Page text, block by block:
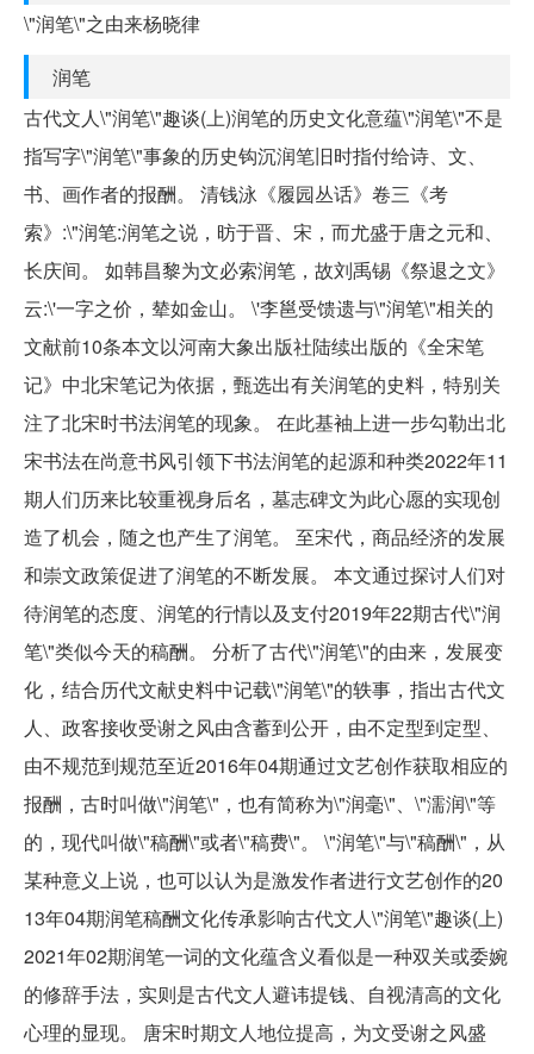
\"润笔\"之由来杨晓律
润笔
古代文人\"润笔\"趣谈(上)润笔的历史文化意蕴\"润笔\"不是
指写字\"润笔\"事象的历史钩沉润笔旧时指付给诗、文、
书、画作者的报酬。 清钱泳《履园丛话》卷三《考
索》:\"润笔:润笔之说，昉于晋、宋，而尤盛于唐之元和、
长庆间。 如韩昌黎为文必索润笔，故刘禹锡《祭退之文》
云:\'一字之价，辇如金山。 \'李邕受馈遗与\"润笔\"相关的
文献前10条本文以河南大象出版社陆续出版的《全宋笔
记》中北宋笔记为依据，甄选出有关润笔的史料，特别关
注了北宋时书法润笔的现象。 在此基袖上进一步勾勒出北
宋书法在尚意书风引领下书法润笔的起源和种类2022年11
期人们历来比较重视身后名，墓志碑文为此心愿的实现创
造了机会，随之也产生了润笔。 至宋代，商品经济的发展
和崇文政策促进了润笔的不断发展。 本文通过探讨人们对
待润笔的态度、润笔的行情以及支付2019年22期古代\"润
笔\"类似今天的稿酬。 分析了古代\"润笔\"的由来，发展变
化，结合历代文献史料中记载\"润笔\"的轶事，指出古代文
人、政客接收受谢之风由含蓄到公开，由不定型到定型、
由不规范到规范至近2016年04期通过文艺创作获取相应的
报酬，古时叫做\"润笔\"，也有简称为\"润毫\"、\"濡润\"等
的，现代叫做\"稿酬\"或者\"稿费\"。 \"润笔\"与\"稿酬\"，从
某种意义上说，也可以认为是激发作者进行文艺创作的20
13年04期润笔稿酬文化传承影响古代文人\"润笔\"趣谈(上)
2021年02期润笔一词的文化蕴含义看似是一种双关或委婉
的修辞手法，实则是古代文人避讳提钱、自视清高的文化
心理的显现。 唐宋时期文人地位提高，为文受谢之风盛